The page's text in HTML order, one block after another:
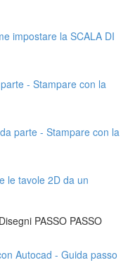
impostare la SCALA DI
- Stampare con la
parte - Stampare con la
le tavole 2D da un
PASSO PASSO
Autocad - Guida passo